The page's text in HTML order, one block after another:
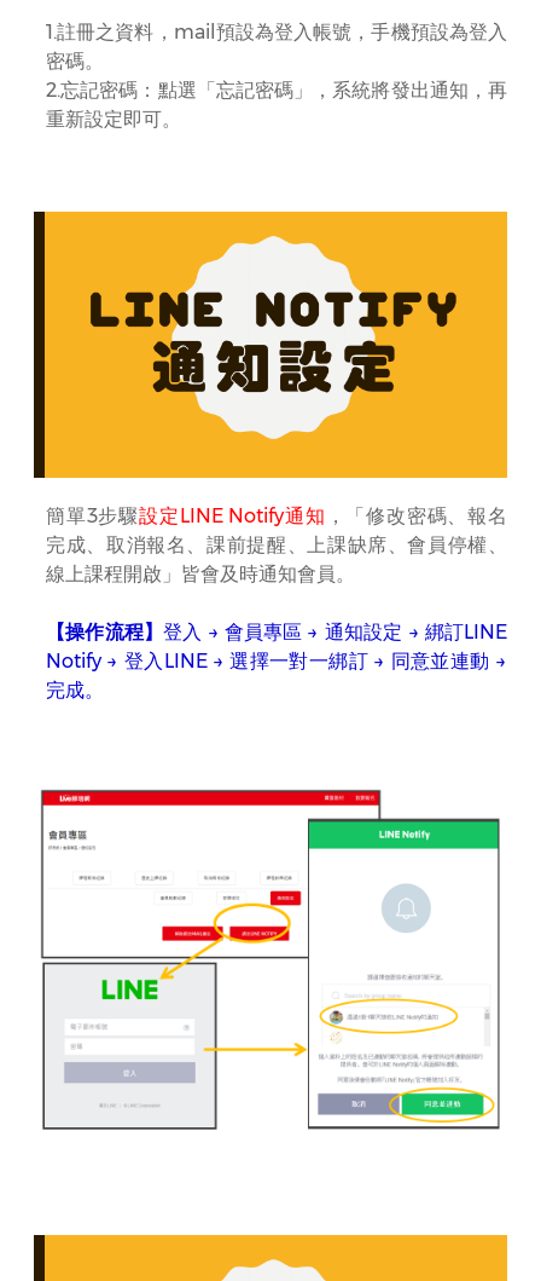
1.註冊之資料，mail預設為登入帳號，手機預設為登入
密碼。
2.忘記密碼：點選「忘記密碼」，系統將發出通知，再
重新設定即可。
簡單3步驟設定LINE Notify通知 ，「修改密碼、報名
完成、取消報名、課前提醒、上課缺席、會員停權、
線上課程開啟」皆會及時通知會員。
【操作流程】 登入 → 會員專區 → 通知設定 → 綁訂LINE
Notify → 登入LINE → 選擇一對一綁訂 → 同意並連動 →
完成。